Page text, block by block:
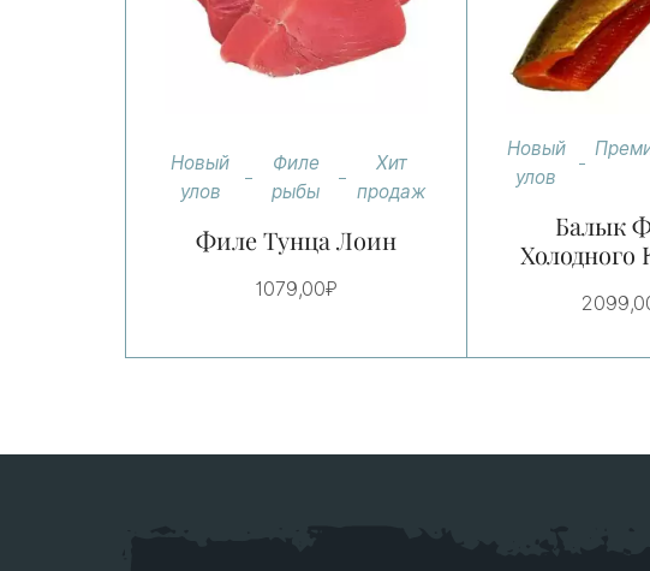
Новый
улов
Филе
рыбы
Хит
продаж
Филе Тунца Лоин
1079,00₽
Новый
улов
Балык
Холодного